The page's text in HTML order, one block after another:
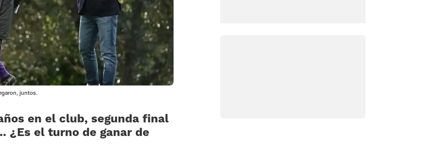
juntos.
en el club, segunda final
¿Es el turno de ganar de